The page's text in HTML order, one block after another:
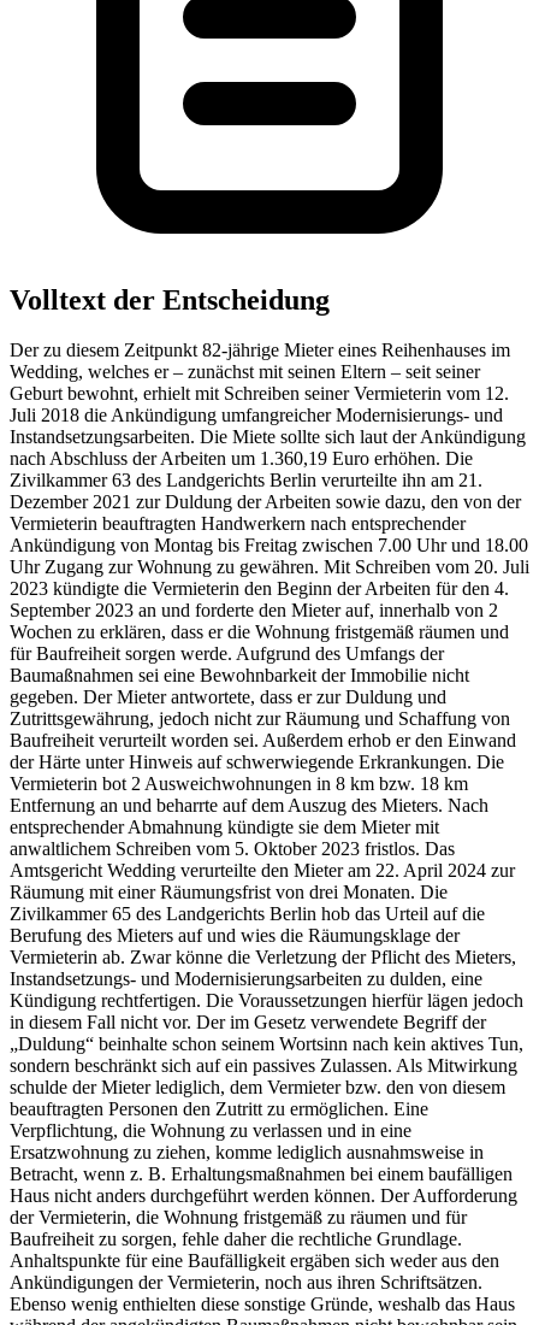
Volltext der Entscheidung
Der zu diesem Zeitpunkt 82-jährige Mieter eines Reihenhauses im
Wedding, welches er – zunächst mit seinen Eltern – seit seiner
Geburt bewohnt, erhielt mit Schreiben seiner Vermieterin vom 12.
Juli 2018 die Ankündigung umfangreicher Modernisierungs- und
Instandsetzungsarbeiten. Die Miete sollte sich laut der Ankündigung
nach Abschluss der Arbeiten um 1.360,19 Euro erhöhen. Die
Zivilkammer 63 des Landgerichts Berlin verurteilte ihn am 21.
Dezember 2021 zur Duldung der Arbeiten sowie dazu, den von der
Vermieterin beauftragten Handwerkern nach entsprechender
Ankündigung von Montag bis Freitag zwischen 7.00 Uhr und 18.00
Uhr Zugang zur Wohnung zu gewähren. Mit Schreiben vom 20. Juli
2023 kündigte die Vermieterin den Beginn der Arbeiten für den 4.
September 2023 an und forderte den Mieter auf, innerhalb von 2
Wochen zu erklären, dass er die Wohnung fristgemäß räumen und
für Baufreiheit sorgen werde. Aufgrund des Umfangs der
Baumaßnahmen sei eine Bewohnbarkeit der Immobilie nicht
gegeben. Der Mieter antwortete, dass er zur Duldung und
Zutrittsgewährung, jedoch nicht zur Räumung und Schaffung von
Baufreiheit verurteilt worden sei. Außerdem erhob er den Einwand
der Härte unter Hinweis auf schwerwiegende Erkrankungen. Die
Vermieterin bot 2 Ausweichwohnungen in 8 km bzw. 18 km
Entfernung an und beharrte auf dem Auszug des Mieters. Nach
entsprechender Abmahnung kündigte sie dem Mieter mit
anwaltlichem Schreiben vom 5. Oktober 2023 fristlos. Das
Amtsgericht Wedding verurteilte den Mieter am 22. April 2024 zur
Räumung mit einer Räumungsfrist von drei Monaten. Die
Zivilkammer 65 des Landgerichts Berlin hob das Urteil auf die
Berufung des Mieters auf und wies die Räumungsklage der
Vermieterin ab. Zwar könne die Verletzung der Pflicht des Mieters,
Instandsetzungs- und Modernisierungsarbeiten zu dulden, eine
Kündigung rechtfertigen. Die Voraussetzungen hierfür lägen jedoch
in diesem Fall nicht vor. Der im Gesetz verwendete Begriff der
„Duldung“ beinhalte schon seinem Wortsinn nach kein aktives Tun,
sondern beschränkt sich auf ein passives Zulassen. Als Mitwirkung
schulde der Mieter lediglich, dem Vermieter bzw. den von diesem
beauftragten Personen den Zutritt zu ermöglichen. Eine
Verpflichtung, die Wohnung zu verlassen und in eine
Ersatzwohnung zu ziehen, komme lediglich ausnahmsweise in
Betracht, wenn z. B. Erhaltungsmaßnahmen bei einem baufälligen
Haus nicht anders durchgeführt werden können. Der Aufforderung
der Vermieterin, die Wohnung fristgemäß zu räumen und für
Baufreiheit zu sorgen, fehle daher die rechtliche Grundlage.
Anhaltspunkte für eine Baufälligkeit ergäben sich weder aus den
Ankündigungen der Vermieterin, noch aus ihren Schriftsätzen.
Ebenso wenig enthielten diese sonstige Gründe, weshalb das Haus